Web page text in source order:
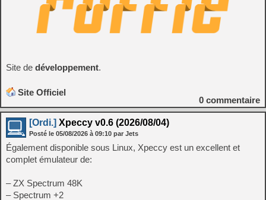
Site de développement.
Site Officiel
0 commentaire
[Ordi.] Xpeccy v0.6 (2026/08/04)
Posté le 05/08/2026 à 09:10 par Jets
Également disponible sous Linux, Xpeccy est un excellent et
complet émulateur de:
– ZX Spectrum 48K
– Spectrum +2